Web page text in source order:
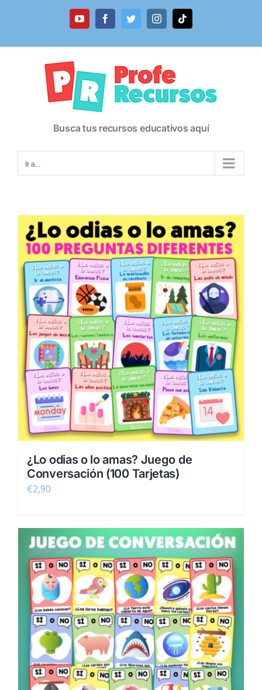
YouTubeFacebookTwitterInstagramTiktok
Busca tus recursos educativos aquí
Ir a...
¿Lo odias o lo amas? Juego de
Conversación (100 Tarjetas)
€2,90